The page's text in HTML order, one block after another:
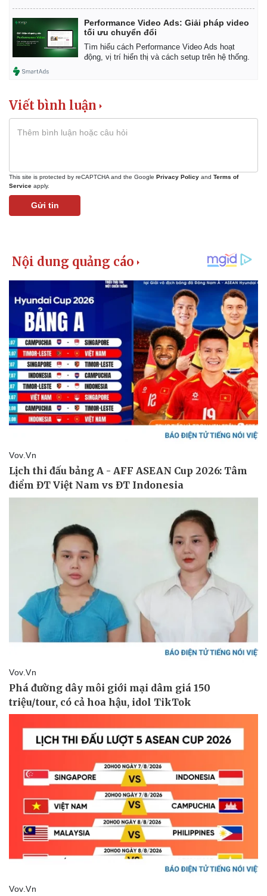
Bất động sản
Khởi nghiệp
Thị trường
Giá vàng
Tiêu dùng
Tỷ giá
Chứng khoán
Giá cà phê
Performance Video Ads: Giải pháp video
tối ưu chuyển đổi
Tìm hiểu cách Performance Video Ads hoạt
động, vị trí hiển thị và cách setup trên hệ thống.
Viết bình luận
This site is protected by reCAPTCHA and the Google Privacy Policy and Terms of
Service apply.
Gửi tin